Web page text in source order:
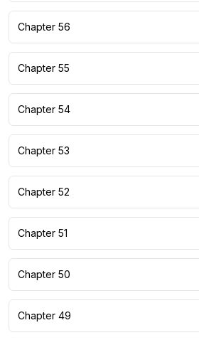
Chapter 56
Chapter 55
Chapter 54
Chapter 53
Chapter 52
Chapter 51
Chapter 50
Chapter 49